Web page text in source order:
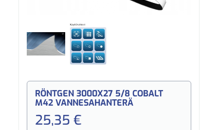
RÖNTGEN 3000X27 5/8 COBALT
M42 VANNESAHANTERÄ
25,35 €